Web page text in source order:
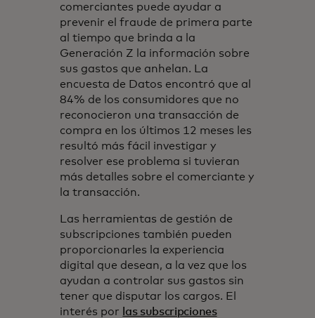
comerciantes puede ayudar a
prevenir el fraude de primera parte
al tiempo que brinda a la
Generación Z la información sobre
sus gastos que anhelan. La
encuesta de Datos encontró que al
84% de los consumidores que no
reconocieron una transacción de
compra en los últimos 12 meses les
resultó más fácil investigar y
resolver ese problema si tuvieran
más detalles sobre el comerciante y
la transacción.
Las herramientas de gestión de
subscripciones también pueden
proporcionarles la experiencia
digital que desean, a la vez que los
ayudan a controlar sus gastos sin
tener que disputar los cargos. El
interés por
las subscripciones